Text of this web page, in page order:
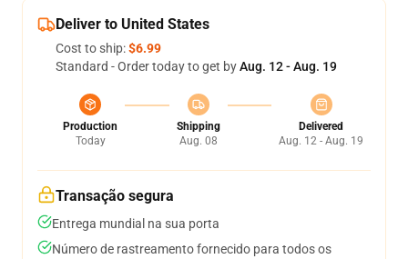
Deliver to United States
Cost to ship:$6.99
Standard - Order today to get byAug. 12 - Aug. 19
Production
Today
Shipping
Aug. 08
Delivered
Aug. 12 - Aug. 19
Transação segura
Entrega mundial na sua porta
Número de rastreamento fornecido para todos os